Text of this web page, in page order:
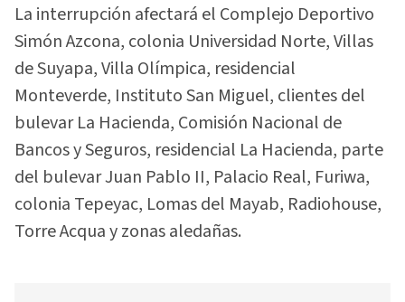
La interrupción afectará el Complejo Deportivo
Simón Azcona, colonia Universidad Norte, Villas
de Suyapa, Villa Olímpica, residencial
Monteverde, Instituto San Miguel, clientes del
bulevar La Hacienda, Comisión Nacional de
Bancos y Seguros, residencial La Hacienda, parte
del bulevar Juan Pablo II, Palacio Real, Furiwa,
colonia Tepeyac, Lomas del Mayab, Radiohouse,
Torre Acqua y zonas aledañas.